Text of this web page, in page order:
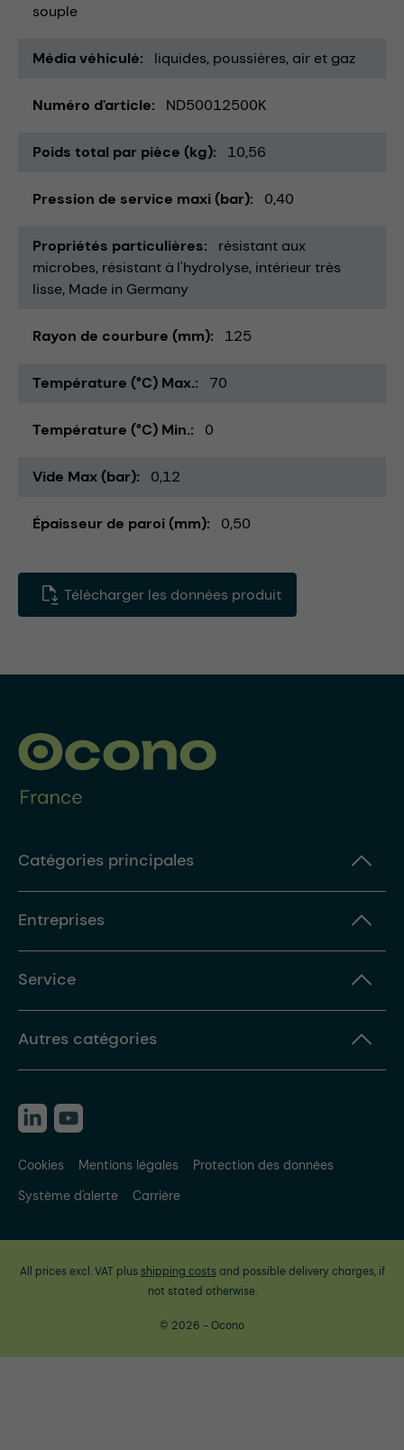
souple
Média véhiculé liquides poussières air et gaz
Numéro d'article ND50012500K
Poids total par pièce (kg) 10,56
Pression de service maxi (bar) 0,40
Propriétés particulières
résistant aux
microbes résistant à l'hydrolyse intérieur très
lisse Made in Germany
Rayon de courbure (mm) 125
Température (°C) Max. 70
Température (°C) Min. 0
Vide Max (bar) 0,12
Épaisseur de paroi (mm) 0,50
Télécharger les données produit
Catégories principales
Entreprises
Service
Autres catégories
Cookies Mentions légales
Protection des données
Système d'alerte
Carrière
All prices excl. VAT plus shipping costsand possible delivery charges, if
not stated otherwise.
© 2026 - Ocono